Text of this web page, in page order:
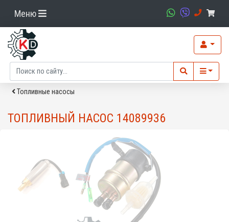
Меню
Топливные насосы
ТОПЛИВНЫЙ НАСОС 14089936